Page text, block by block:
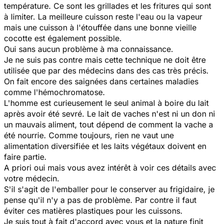
température. Ce sont les grillades et les fritures qui sont
à limiter. La meilleure cuisson reste l'eau ou la vapeur
mais une cuisson à l'étouffée dans une bonne vieille
cocotte est également possible.
Oui sans aucun problème à ma connaissance.
Je ne suis pas contre mais cette technique ne doit être
utilisée que par des médecins dans des cas très précis.
On fait encore des saignées dans certaines maladies
comme l'hémochromatose.
L'homme est curieusement le seul animal à boire du lait
après avoir été sevré. Le lait de vaches n'est ni un don ni
un mauvais aliment, tout dépend de comment la vache a
été nourrie. Comme toujours, rien ne vaut une
alimentation diversifiée et les laits végétaux doivent en
faire partie.
A priori oui mais vous avez intérêt à voir ces détails avec
votre médecin.
S'il s'agit de l'emballer pour le conserver au frigidaire, je
pense qu'il n'y a pas de problème. Par contre il faut
éviter ces matières plastiques pour les cuissons.
Je suis tout à fait d'accord avec vous et la nature finit